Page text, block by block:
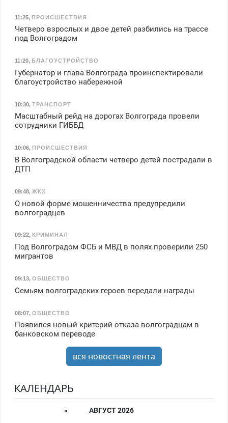
11:25, ПРОИСШЕСТВИЯ
Четверо взрослых и двое детей разбились на трассе
под Волгоградом
11:20, БЛАГОУСТРОЙСТВО
Губернатор и глава Волгограда проинспектировали
благоустройство набережной
10:30, ТРАНСПОРТ
Масштабный рейд на дорогах Волгограда провели
сотрудники ГИББД
10:06, ПРОИСШЕСТВИЯ
В Волгоградской области четверо детей пострадали в
ДТП
09:48, ЖКХ
О новой форме мошенничества предупредили
волгоградцев
09:22, КРИМИНАЛ
Под Волгоградом ФСБ и МВД в полях проверили 250
мигрантов
09:13, ОБЩЕСТВО
Семьям волгоградских героев передали награды
08:07, ОБЩЕСТВО
Появился новый критерий отказа волгоградцам в
банковском переводе
вся новостная лента
КАЛЕНДАРЬ
«
АВГУСТ 2026